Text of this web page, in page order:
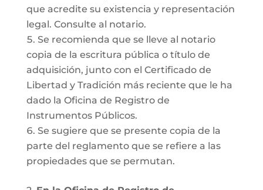
que acredite su existencia y representación
legal. Consulte al notario.
Se recomienda que se lleve al notario
copia de la escritura pública o título de
adquisición, junto con el Certificado de
Libertad y Tradición más reciente que le ha
dado la Oficina de Registro de
Instrumentos Públicos.
Se sugiere que se presente copia de la
parte del reglamento que se refiere a las
propiedades que se permutan.